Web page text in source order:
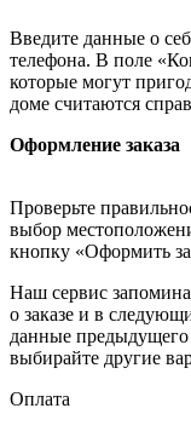
Введите данные о
телефона. В поле
которые могут
доме считаются
Оформление заказа
Проверьте
выбор
кнопку «Оформить
Наш сервис
о заказе и в
данные предыдущего
выбирайте другие
Оплата